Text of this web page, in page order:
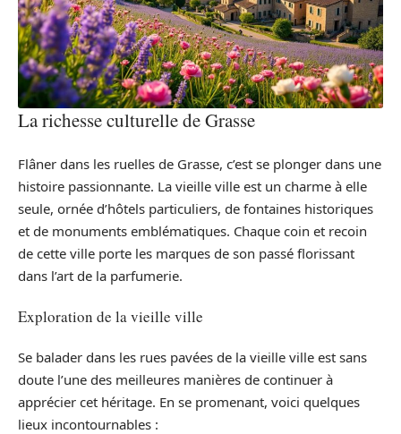
La richesse culturelle de Grasse
Flâner dans les ruelles de Grasse, c’est se plonger dans une
histoire passionnante. La vieille ville est un charme à elle
seule, ornée d’hôtels particuliers, de fontaines historiques
et de monuments emblématiques. Chaque coin et recoin
de cette ville porte les marques de son passé florissant
dans l’art de la parfumerie.
Exploration de la vieille ville
Se balader dans les rues pavées de la vieille ville est sans
doute l’une des meilleures manières de continuer à
apprécier cet héritage. En se promenant, voici quelques
lieux incontournables :